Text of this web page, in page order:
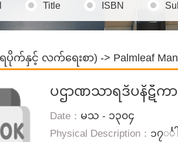
Title ISBN
ရပိုက်နှင့် လက်ရေးစာ) -> Palmleaf
ပဌာဏသာရဒိပနိဋီကာ
Date： မသ - ၁၃၀၄
Physical Description： ၁၇◌